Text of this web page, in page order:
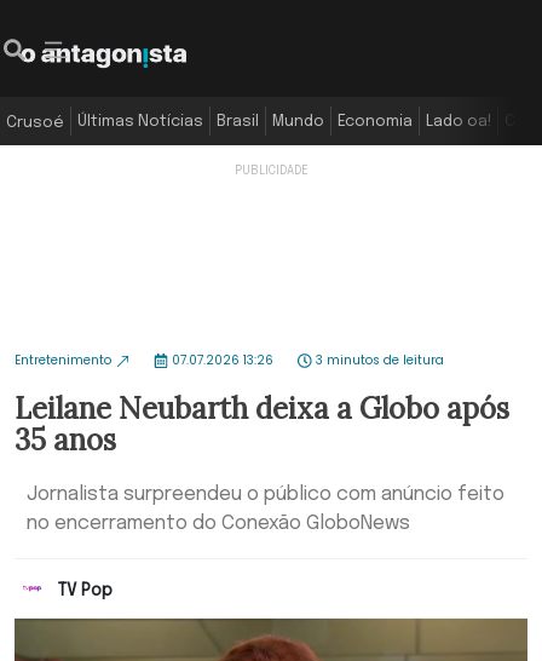
Crusoé Últimas Notícias Brasil Mundo Economia Lado oa!
Entretenimento 07.07.2026 13:26 3 minutos de leitura
Leilane Neubarth deixa a Globo após
35 anos
Jornalista surpreendeu o público com anúncio feito
no encerramento do Conexão GloboNews
TV Pop